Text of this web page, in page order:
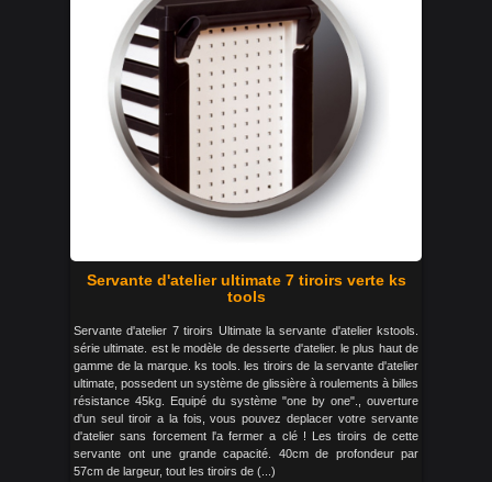
Servante d'atelier ultimate 7 tiroirs verte ks
tools
Servante d'atelier 7 tiroirs Ultimate la servante d'atelier kstools.
série ultimate. est le modèle de desserte d'atelier. le plus haut de
gamme de la marque. ks tools. les tiroirs de la servante d'atelier
ultimate, possedent un système de glissière à roulements à billes
résistance 45kg. Equipé du système "one by one"., ouverture
d'un seul tiroir a la fois, vous pouvez deplacer votre servante
d'atelier sans forcement l'a fermer a clé ! Les tiroirs de cette
servante ont une grande capacité. 40cm de profondeur par
57cm de largeur, tout les tiroirs de (...)